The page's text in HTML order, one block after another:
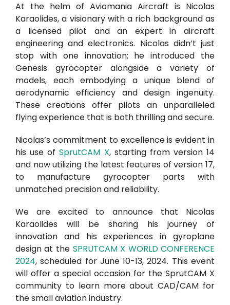
At the helm of Aviomania Aircraft is Nicolas
Karaolides, a visionary with a rich background as
a licensed pilot and an expert in aircraft
engineering and electronics. Nicolas didn’t just
stop with one innovation; he introduced the
Genesis gyrocopter alongside a variety of
models, each embodying a unique blend of
aerodynamic efficiency and design ingenuity.
These creations offer pilots an unparalleled
flying experience that is both thrilling and secure.
Nicolas’s commitment to excellence is evident in
his use ofSprutCAM X, starting from version 14
and now utilizing the latest features of version 17,
to manufacture gyrocopter parts with
unmatched precision and reliability.
We are excited to announce that Nicolas
Karaolides will be sharing his journey of
innovation and his experiences in gyroplane
design at theSPRUTCAM X WORLD CONFERENCE
2024, scheduled for June 10-13, 2024. This event
will offer a special occasion for the SprutCAM X
community to learn more about CAD/CAM for
the small aviation industry.